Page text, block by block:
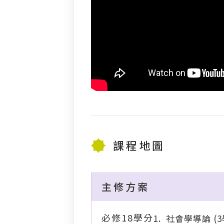
課程地圖
主修方案
必修18學分 社會學導論